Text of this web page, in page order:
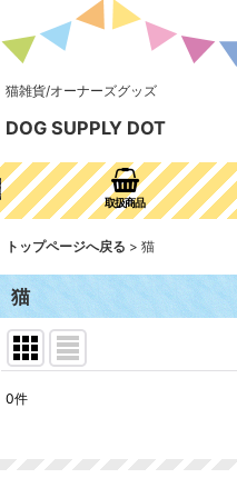
猫雑貨/オーナーズグッズ
DOG SUPPLY DOT
取扱商品
トップページへ戻る > 猫
猫
0件